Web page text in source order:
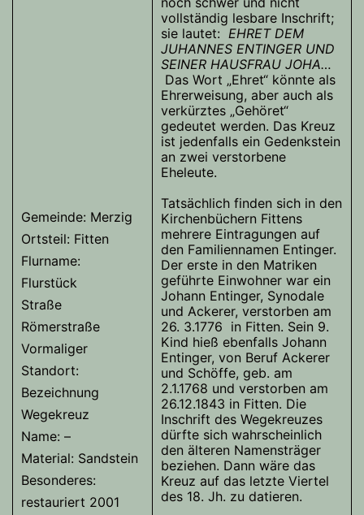
Gemeinde: Merzig
Ortsteil: Fitten
Flurname:
Flurstück
Straße
Römerstraße
Vormaliger
Standort:
Bezeichnung
Wegekreuz
Name: –
Material: Sandstein
Besonderes:
restauriert 2001
vollständig lesbare Inschrift;
sie lautet: EHRET DEM
JUHANNES ENTINGER UND
SEINER HAUSFRAU JOHA…
Das Wort „Ehret“ könnte als
Ehrerweisung, aber auch als
verkürztes „Gehöret“
gedeutet werden. Das Kreuz
ist jedenfalls ein Gedenkstein
an zwei verstorbene
Eheleute.
Tatsächlich finden sich in den
Kirchenbüchern Fittens
mehrere Eintragungen auf
den Familiennamen Entinger.
Der erste in den Matriken
geführte Einwohner war ein
Johann Entinger, Synodale
und Ackerer, verstorben am
26. 3.1776 in Fitten. Sein 9.
Kind hieß ebenfalls Johann
Entinger, von Beruf Ackerer
und Schöffe, geb. am
2.1.1768 und verstorben am
26.12.1843 in Fitten. Die
Inschrift des Wegekreuzes
dürfte sich wahrscheinlich
den älteren Namensträger
beziehen. Dann wäre das
Kreuz auf das letzte Viertel
des 18. Jh. zu datieren.